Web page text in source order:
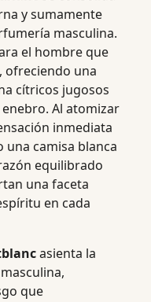
y sumamente
masculina.
el hombre que
ofreciendo una
cítricos jugosos
Al atomizar
inmediata
una camisa blanca
equilibrado
una faceta
en cada
asienta la
que